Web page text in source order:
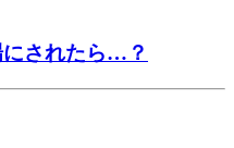
されたら…？